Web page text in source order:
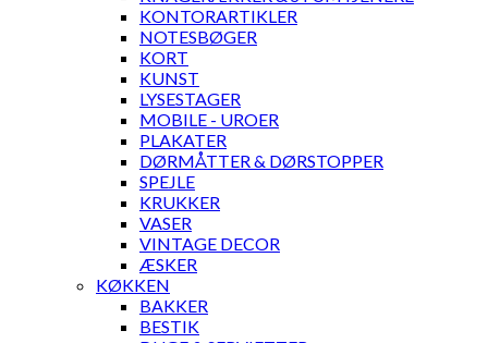
KONTORARTIKLER
NOTESBØGER
KORT
KUNST
LYSESTAGER
MOBILE - UROER
PLAKATER
DØRMÅTTER & DØRSTOPPER
SPEJLE
KRUKKER
VASER
VINTAGE DECOR
ÆSKER
KØKKEN
BAKKER
BESTIK